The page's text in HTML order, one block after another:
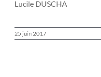
Lucile DUSCHA
25 juin 2017